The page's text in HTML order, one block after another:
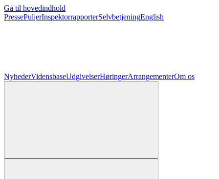
Gå til hovedindhold
PressePuljerInspektorrapporterSelvbetjeningEnglish
NyhederVidensbaseUdgivelserHøringerArrangementerOm os